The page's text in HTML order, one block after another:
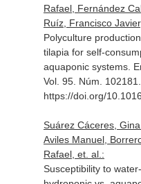
Rafael, Fernández
Ruíz, Francisco
Polyculture
tilapia for self-
aquaponic systems.
Vol. 95. Núm. 102181.
https://doi.org/
Suárez Cáceres,
Aviles Manuel,
Rafael, et. al.:
Susceptibility to